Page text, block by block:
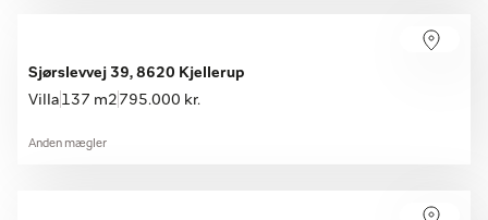
Sjørslevvej 39, 8620 Kjellerup
Villa 137 m2 795.000 kr.
Anden mægler